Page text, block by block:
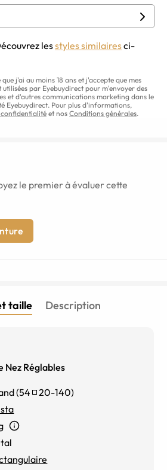
lesstyles similairesci-
j'ai au moins 18 ans et j'accepte que mes
par Eyebuydirect pour m'envoyer des
et d'autres communications marketing dans le
Eyebuydirect. Pour plus d'informations,
confidentialitéet nos Conditions générales.
le premier à évaluer cette
taille Description
Nez Réglables
(54 20-140)